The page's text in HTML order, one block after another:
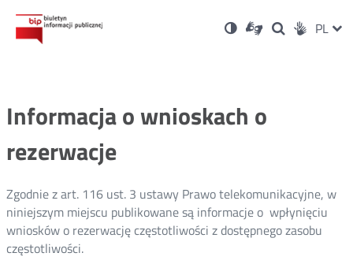
Ustawienia
Wersja
kontrastowa
Dla
niesłyszących
OtwórzOtwórz
w
Otwórz
w
Social PL
Informacja o wnioskach o
rezerwacje
Zgodnie z art. 116 ust. 3 ustawy Prawo telekomunikacyjne, w
niniejszym miejscu publikowane są informacje o wpłynięciu
wniosków o rezerwację częstotliwości z dostępnego zasobu
częstotliwości.